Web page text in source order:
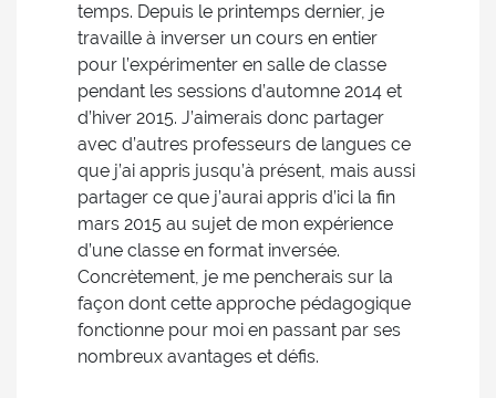
temps. Depuis le printemps dernier, je
travaille à inverser un cours en entier
pour l’expérimenter en salle de classe
pendant les sessions d’automne 2014 et
d’hiver 2015. J’aimerais donc partager
avec d’autres professeurs de langues ce
que j’ai appris jusqu’à présent, mais aussi
partager ce que j’aurai appris d’ici la fin
mars 2015 au sujet de mon expérience
d’une classe en format inversée.
Concrètement, je me pencherais sur la
façon dont cette approche pédagogique
fonctionne pour moi en passant par ses
nombreux avantages et défis.